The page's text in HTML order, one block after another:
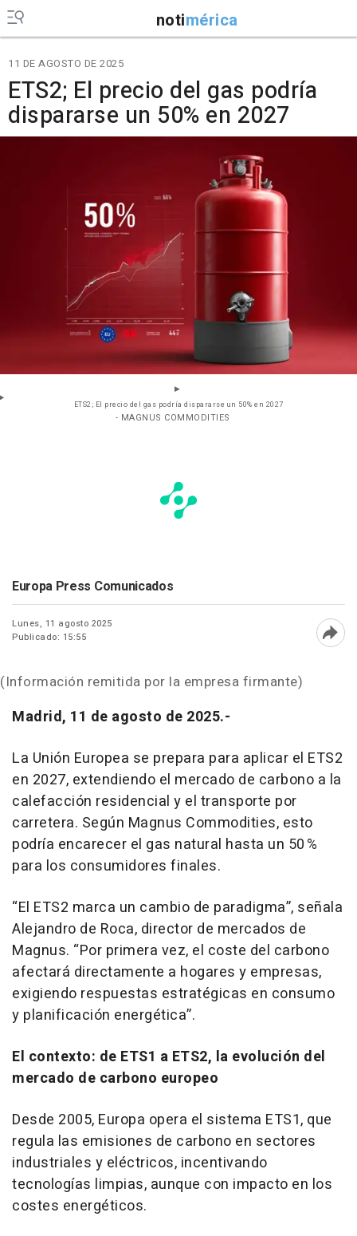
notimérica
11 DE AGOSTO DE 2025
ETS2; El precio del gas podría
dispararse un 50% en 2027
ETS2; El precio del gas podría dispararse un 50% en 2027
- MAGNUS COMMODITIES
Europa Press Comunicados
Lunes, 11 agosto 2025
Publicado: 15:55
(Información remitida por la empresa firmante)
Madrid, 11 de agosto de 2025.-
La Unión Europea se prepara para aplicar el ETS2
en 2027, extendiendo el mercado de carbono a la
calefacción residencial y el transporte por
carretera. Según Magnus Commodities, esto
podría encarecer el gas natural hasta un 50 %
para los consumidores finales.
“El ETS2 marca un cambio de paradigma”, señala
Alejandro de Roca, director de mercados de
Magnus. “Por primera vez, el coste del carbono
afectará directamente a hogares y empresas,
exigiendo respuestas estratégicas en consumo
y planificación energética”.
El contexto: de ETS1 a ETS2, la evolución del
mercado de carbono europeo
Desde 2005, Europa opera el sistema ETS1, que
regula las emisiones de carbono en sectores
industriales y eléctricos, incentivando
tecnologías limpias, aunque con impacto en los
costes energéticos.